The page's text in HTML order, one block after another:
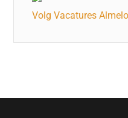
Volg Vacatures